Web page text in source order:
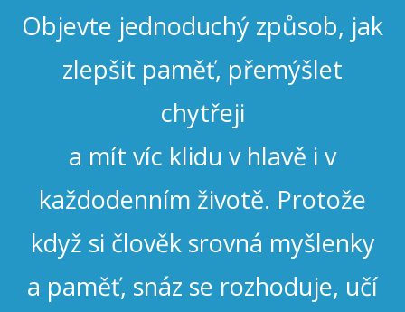
Objevte jednoduchý způsob, jak
zlepšit paměť, přemýšlet
chytřeji
a mít víc klidu v hlavě i v
každodenním životě. Protože
když si člověk srovná myšlenky
a paměť, snáz se rozhoduje, učí